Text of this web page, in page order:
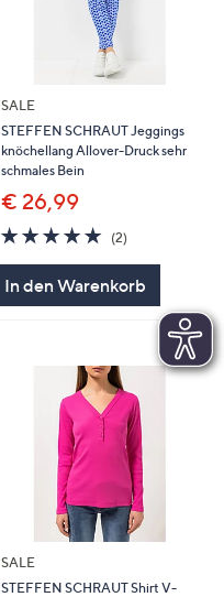
SALE
STEFFEN SCHRAUT Jeggings
knöchellang Allover-Druck sehr
schmales Bein
€ 26,99
5.0
von
5
(2)
In den Warenkorb
SALE
STEFFEN SCHRAUT Shirt V-